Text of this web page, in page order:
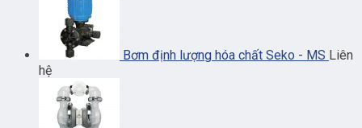
Bơm định lượng hóa chất Seko - MS Liên
hệ